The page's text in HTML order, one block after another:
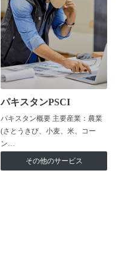
パキスタンPSCI
パキスタン概要 主要産業：農業
(さとうきび、小麦、米、コー
ン…
その他のサービス